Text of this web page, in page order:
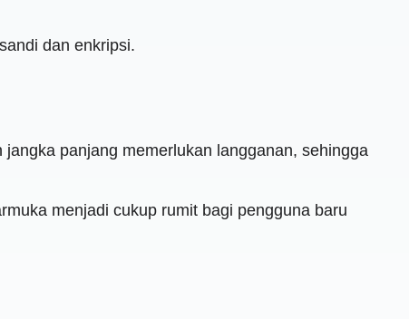
dan enkripsi.
panjang memerlukan langganan, sehingga
menjadi cukup rumit bagi pengguna baru